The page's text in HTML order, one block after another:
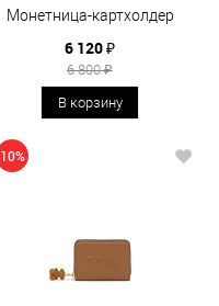
Монетница-картхолдер
6 120 ₽
6 800 ₽
В корзину
10%